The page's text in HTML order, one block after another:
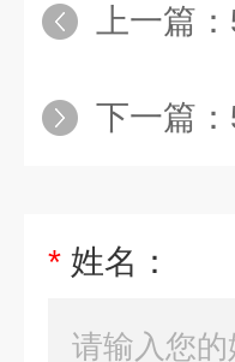
上一篇：
下一篇：
* 姓名：